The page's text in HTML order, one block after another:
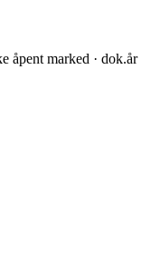
åpent marked · dok.år